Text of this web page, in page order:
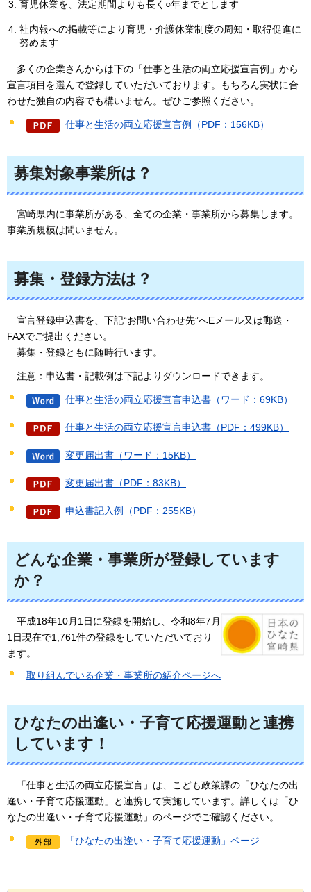
育児休業を、法定期間よりも長く○年までとします
社内報への掲載等により育児・介護休業制度の周知・取得促進に
努めます
多 くの企業さんからは下の「仕事と生活の両立応援宣言例」から
宣言項目を選んで登録していただいております。もちろん実状に合
わせた独自の内容でも構いません。ぜひご参照ください。
仕事と生活の両立応援宣言例（PDF：156KB）
募集対象事業所は？
宮崎県内に事業所がある、全ての企業・事業所から募集します。
事業所規模は問いません。
募集・登録方法は？
宣言登録申込書を、下記“お問い合わせ先”へEメール又は郵送・
FAXでご提出ください。
募集・登録ともに随時行います。
注意：申込書・記載例は下記よりダウンロードできます。
仕事と生活の両立応援宣言申込書（ワード：69KB）
仕事と生活の両立応援宣言申込書（PDF：499KB）
変更届出書（ワード：15KB）
変更届出書（PDF：83KB）
申込書記入例（PDF：255KB）
どんな企業・事業所が登録しています
か？
平成18年10月1日に登録を開始し、令和8年7 月
1日現在で1,761件の登録をしていただいており
ます。
取り組んでいる企業・事業所の紹介ページへ
ひなたの出逢い・子育て応援運動と連携
しています！
「仕事と生活の両立応援宣言」は、こども政策課の「ひなたの出
逢い・子育て応援運動」と連携して実施しています。 詳しくは「ひ
なたの出逢い・子育て応援運動」のページでご確認ください。
「ひなたの出逢い・子育て応援運動」ページ